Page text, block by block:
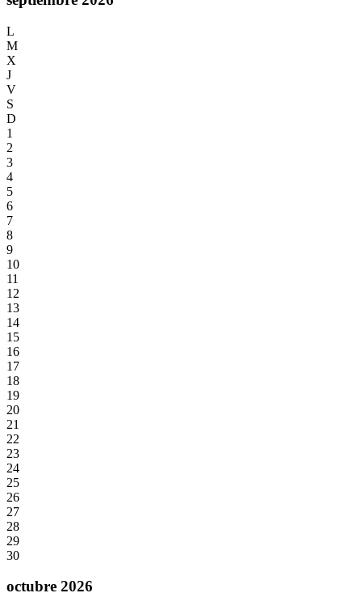
L
M
X
J
V
S
D
1
2
3
4
5
6
7
8
9
10
11
12
13
14
15
16
17
18
19
20
21
22
23
24
25
26
27
28
29
30
octubre 2026